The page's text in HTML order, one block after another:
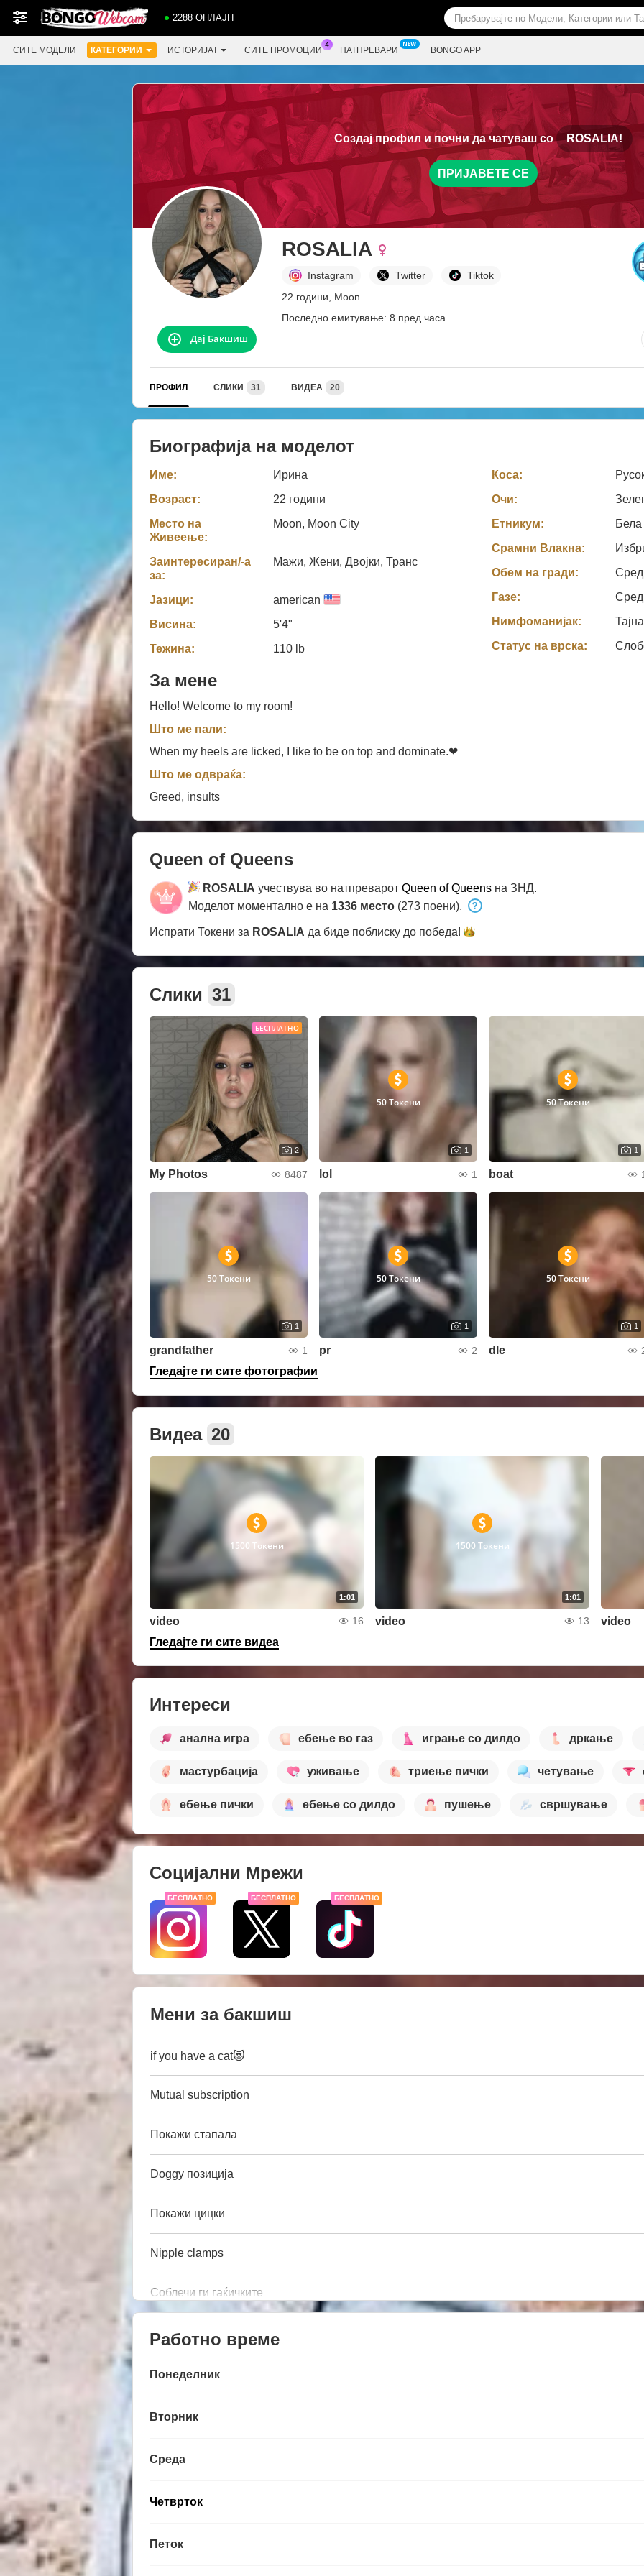
2288 ОНЛАЈН
СИТЕ МОДЕЛИ КАТЕГОРИИ ИСТОРИЈАТ СИТЕ ПРОМОЦИИ НАТПРЕВАРИ BONGO APP
Создај профил и почни да чатуваш со ROSALIA!
ПРИЈАВЕТЕ СЕ
ROSALIA
Instagram Twitter
Tiktok
22 години, Moon
Последно емитување: 8 пред часа
Дај Бакшиш
ПРОФИЛ СЛИКИ 31 ВИДЕА 20
Биографија на моделот
Име:
Ирина
Возраст:
22 години
Место на
Живеење:
Moon, Moon City
Заинтересиран/-а
за:
Мажи, Жени, Двојки, Транс
Јазици: american
Висина:
5'4"
Тежина:
110 lb
Коса:
Очи:
Етникум:
Бела
Срамни Влакна:
Обем на гради:
Газе:
Нимфоманијак:
Статус на врска:
За мене
Hello! Welcome to my room!
Што ме пали:
When my heels are licked, I like to be on top and dominate.❤
Што ме одвраќа:
Greed, insults
Queen of Queens
ROSALIA учествува во натпреварот Queen of Queens на ЗНД.
Моделот моментално е на 1336 место (273 поени).
Испрати Токени за ROSALIA да биде поблиску до победа!
Слики 31
БЕСПЛАТНО
2
My Photos 8487
50 Токени
1
lol 1
50 Токени
1
boat
50 Токени
1
grandfather 1
50 Токени
1
pr 2
50 Токени
1
dlе
Гледајте ги сите фотографии
Видеа 20
1:01
1500 Токени
video 16
1:01
1500 Токени
video 13
video
Гледајте ги сите видеа
Интереси
анална игра ебење во газ играње со дилдо дркање
мастурбација уживање триење пички четување
ебење пички ебење со дилдо пушење свршување
Социјални Мрежи
БЕСПЛАТНО БЕСПЛАТНО БЕСПЛАТНО
Мени за бакшиш
if you have a cat😻
Mutual subscription
Покажи стапала
Doggy позиција
Покажи цицки
Nipple clamps
Соблечи ги гаќичките
Работно време
Понеделник
Вторник
Среда
Четврток
Петок